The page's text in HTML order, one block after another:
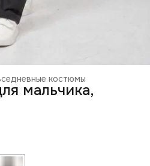
костюмы
мальчика,